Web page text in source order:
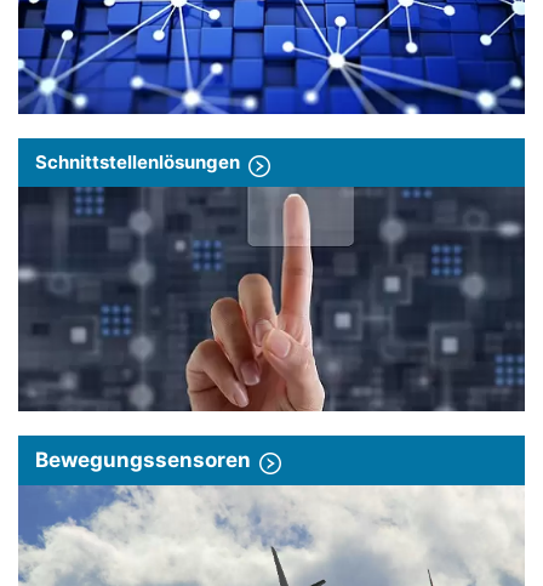
Schnittstellenlösungen
Bewegungssensoren